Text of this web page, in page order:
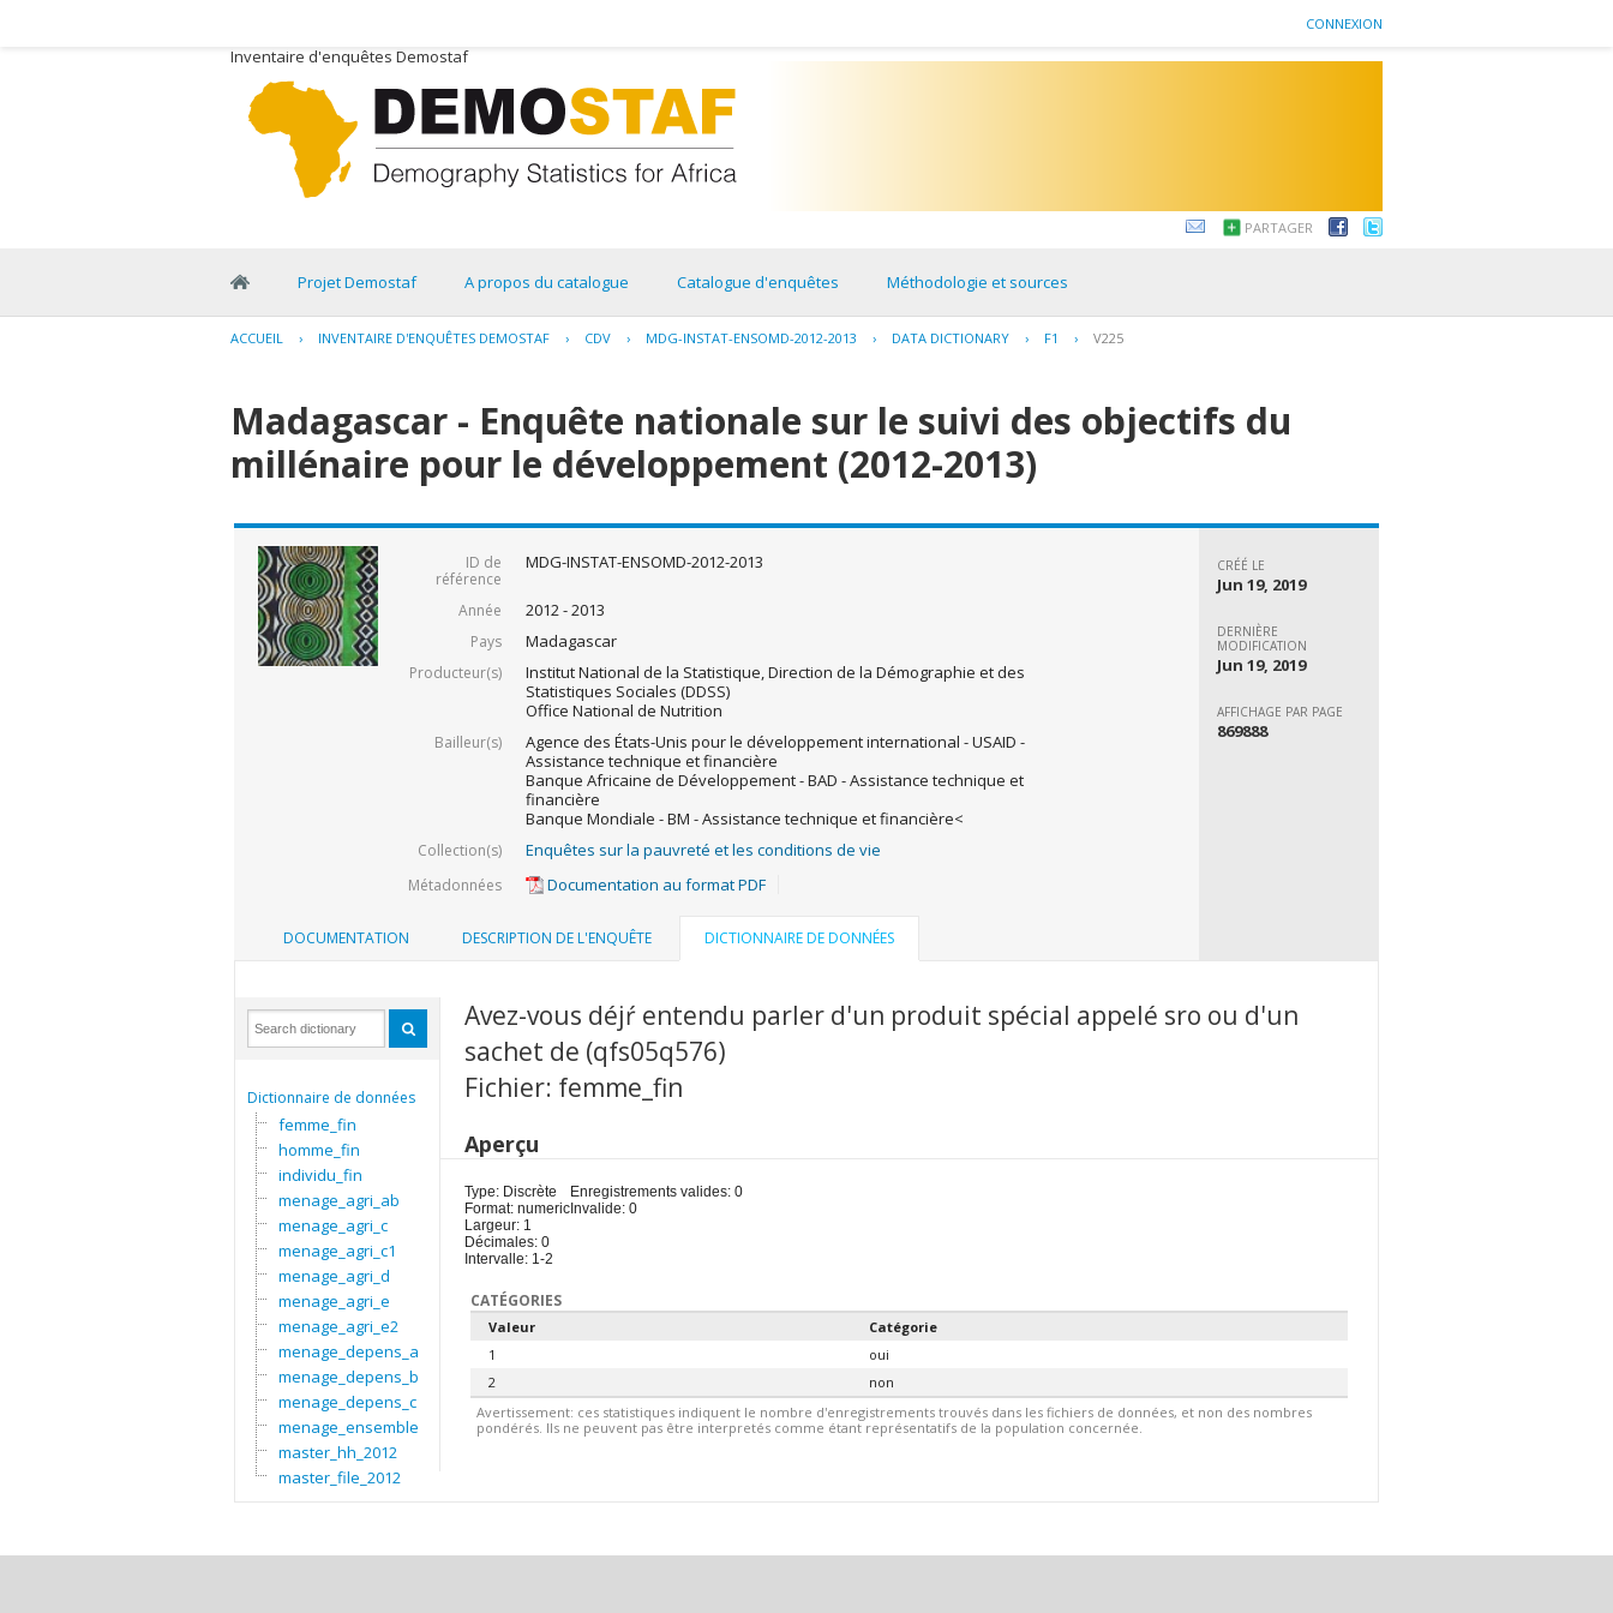
CONNEXION
Inventaire d'enquêtes Demostaf
PARTAGER
Projet Demostaf A propos du catalogue Catalogue d'enquêtes Méthodologie et sources
ACCUEIL › INVENTAIRE D'ENQUÊTES DEMOSTAF › CDV › MDG-INSTAT-ENSOMD-2012-2013 › DATA DICTIONARY › F1 › V225
Madagascar - Enquête nationale sur le suivi des objectifs du
millénaire pour le développement (2012-2013)
ID de
référence
MDG-INSTAT-ENSOMD-2012-2013
Année 2012 - 2013
Pays Madagascar
Producteur(s)
Institut National de la Statistique, Direction de la Démographie et des
Statistiques Sociales (DDSS)
Office National de Nutrition
Bailleur(s)
Agence des États-Unis pour le développement international - USAID -
Assistance technique et financière
Banque Africaine de Développement - BAD - Assistance technique et
financière
Banque Mondiale - BM - Assistance technique et financière<
Collection(s) Enquêtes sur la pauvreté et les conditions de vie
Métadonnées Documentation au format PDF
CRÉÉ LE
Jun 19, 2019
DERNIÈRE
MODIFICATION
Jun 19, 2019
AFFICHAGE PAR PAGE
869888
DOCUMENTATION DESCRIPTION DE L'ENQUÊTE DICTIONNAIRE DE DONNÉES
Dictionnaire de données
femme_fin
homme_fin
individu_fin
menage_agri_ab
menage_agri_c
menage_agri_c1
menage_agri_d
menage_agri_e
menage_agri_e2
menage_depens_a
menage_depens_b
menage_depens_c
menage_ensemble
master_hh_2012
master_file_2012
Avez-vous déjŕ entendu parler d'un produit spécial appelé sro ou d'un
sachet de (qfs05q576)
Fichier: femme_fin
Aperçu
Type: Discrète
Format: numeric
Largeur: 1
Décimales: 0
Intervalle: 1-2
Enregistrements valides: 0
Invalide: 0
CATÉGORIES
Valeur
Catégorie
1
oui
2
non
Avertissement: ces statistiques indiquent le nombre d'enregistrements trouvés dans les fichiers de données, et non des nombres
pondérés. Ils ne peuvent pas être interpretés comme étant représentatifs de la population concernée.